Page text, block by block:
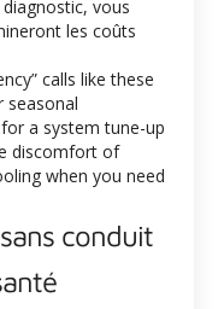
vous
les coûts
calls like these
seasonal
a system tune-up
discomfort of
when you need
conduit